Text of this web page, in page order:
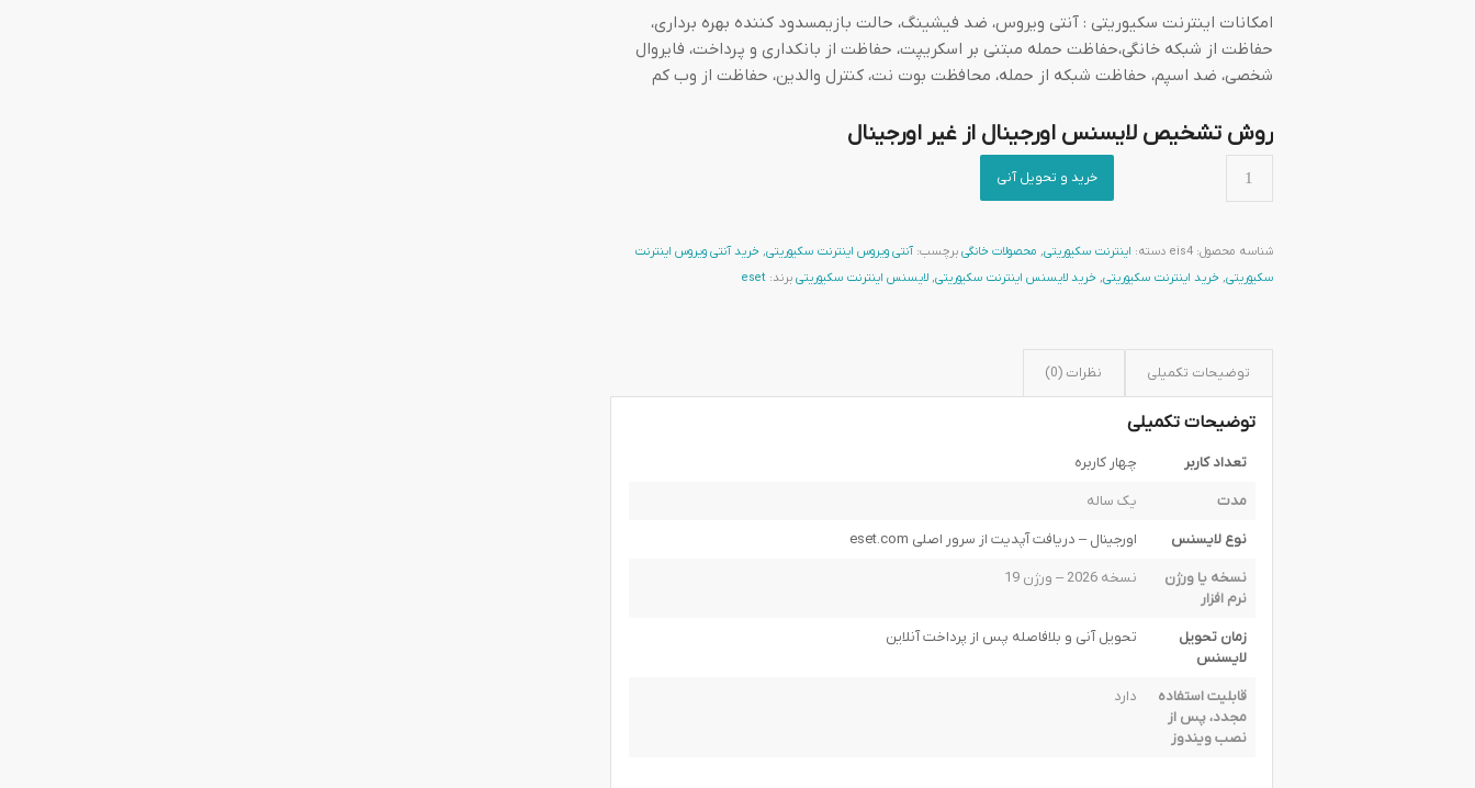
امکانات اینترنت سکیوریتی : آنتی ویروس، ضد فیشینگ، حالت بازیمسدود کننده بهره برداری،
حفاظت از شبکه خانگی،حفاظت حمله مبتنی بر اسکریپت، حفاظت از بانکداری و پرداخت، فایروال
شخصی، ضد اسپم، حفاظت شبکه از حمله، محافظت بوت نت، کنترل والدین، حفاظت از وب کم
روش تشخیص لایسنس اورجینال از غیر اورجینال
خرید و تحویل آنی
شناسه محصول:eis4 دسته: اینترنت سکیوریتی, محصولات خانگی برچسب:آنتی ویروس اینترنت سکیوریتی,خرید آنتی ویروس اینترنت
سکیوریتی,خرید اینترنت سکیوریتی,خرید لایسنس اینترنت سکیوریتی,لایسنس اینترنت سکیوریتی برند:eset
توضیحات تکمیلی نظرات (0)
توضیحات تکمیلی
تعداد کاربر چهار کاربره
مدت یک ساله
نوع لایسنس اورجینال – دریافت آپدیت از سرور اصلی eset.com
نسخه یا ورژن
نرم افزار
نسخه 2026 – ورژن 19
زمان تحویل
لایسنس
تحویل آنی و بلافاصله پس از پرداخت آنلاین
قابلیت استفاده
مجدد، پس از
نصب ویندوز
دارد